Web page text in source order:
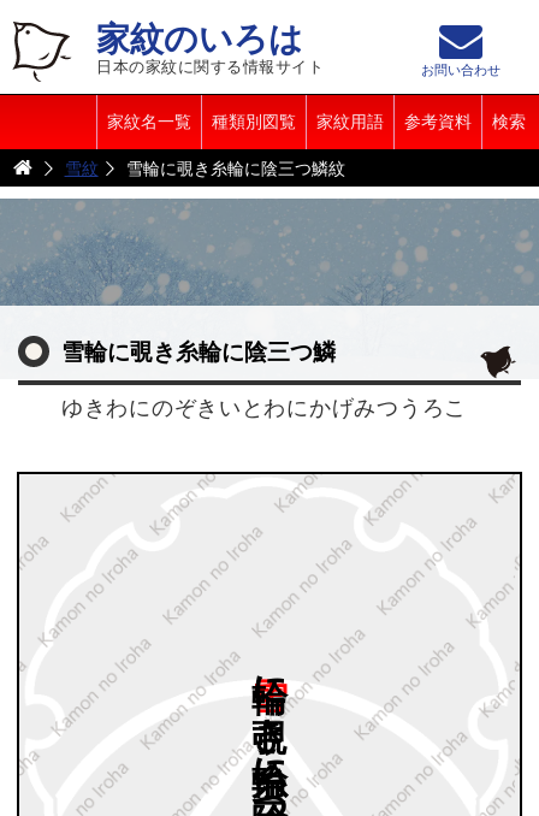
家紋のいろは
日本の家紋に関する情報サイト
家紋名一覧 種類別図覧 家紋用語 参考資料 検索
お問い合わせ
雪紋 雪輪に覗き糸輪に陰三つ鱗紋
雪輪に覗き糸輪に陰三つ鱗
ゆきわにのぞきいとわにかげみつうろこ
鱗